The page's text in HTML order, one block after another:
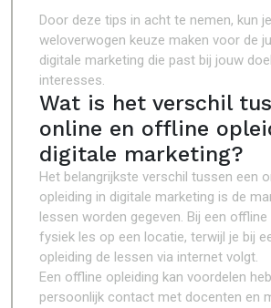
Door deze tips in acht te nemen, kun
weloverwogen keuze maken voor de
digitale marketing die past bij jouw
interesses.
Wat is het verschil
online en offline
digitale marketing?
Het belangrijkste verschil tussen een
opleiding in digitale marketing is de
lessen worden gegeven. Bij een
fysiek les op een locatie, terwijl je bij
opleiding de lessen via internet volgt.
Een offline opleiding kan voordelen
persoonlijk contact met docenten en